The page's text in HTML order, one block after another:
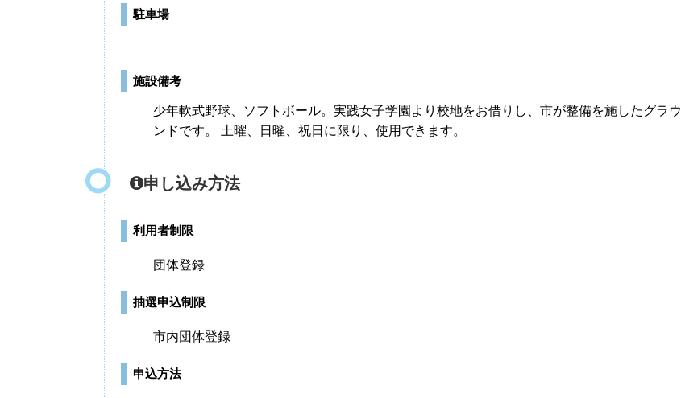
駐車場
施設備考
少年軟式野球、ソフトボール。実践女子学園より校地をお借りし、市が整備を施したグラウ
ンドです。 土曜、日曜、祝日に限り、使用できます。
申し込み方法
利用者制限
団体登録
抽選申込制限
市内団体登録
申込方法